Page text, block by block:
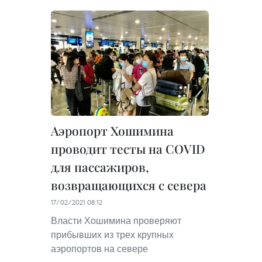
Аэропорт Хошимина
проводит тесты на COVID
для пассажиров,
возвращающихся с севера
17/02/2021 08:12
Власти Хошимина проверяют
прибывших из трех крупных
аэропортов на севере